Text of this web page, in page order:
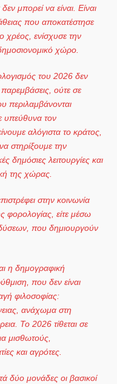
μπορεί να είναι. Είναι
που αποκατέστησε
χρέος, ενίσχυσε την
χώρο.
του 2026 δεν
ούτε σε
περιλαμβάνονται
υπεύθυνα τον
αλόγιστα το κράτος,
στηρίξουμε την
δημόσιες λειτουργίες και
της χώρας.
στην κοινωνία
φορολογίας, είτε μέσω
που δημιουργούν
η δημογραφική
που δεν είναι
φιλοσοφίας:
ανάχωμα στη
Το 2026 τίθεται σε
μισθωτούς,
και αγρότες.
δύο μονάδες οι βασικοί